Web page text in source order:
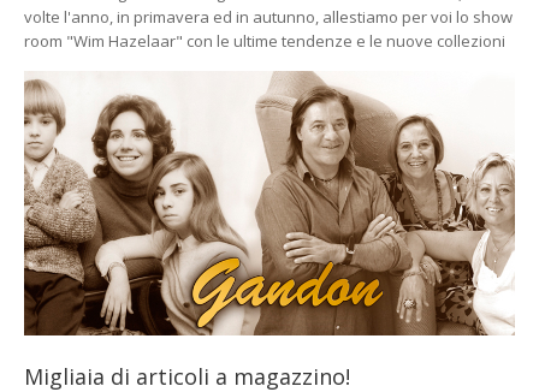
volte l'anno, in primavera ed in autunno, allestiamo per voi lo show
room "Wim Hazelaar" con le ultime tendenze e le nuove collezioni
Migliaia di articoli a magazzino!